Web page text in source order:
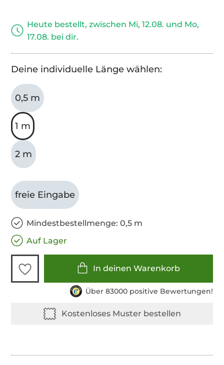
Heute bestellt, zwischen Mi, 12.08. und Mo,
17.08. bei dir.
Deine individuelle Länge wählen:
0,5 m
1 m
2 m
freie Eingabe
Mindestbestellmenge: 0,5 m
Auf Lager
In deinen Warenkorb
Über 83000 positive Bewertungen!